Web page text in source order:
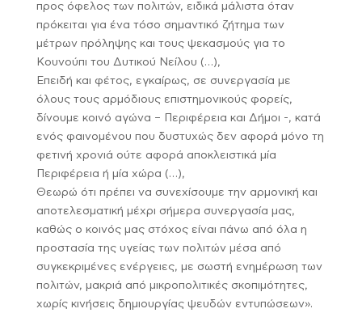
προς όφελος των πολιτών, ειδικά μάλιστα όταν
πρόκειται για ένα τόσο σημαντικό ζήτημα των
μέτρων πρόληψης και τους ψεκασμούς για το
Κουνούπι του Δυτικού Νείλου (…),
Επειδή και φέτος, εγκαίρως, σε συνεργασία με
όλους τους αρμόδιους επιστημονικούς φορείς,
δίνουμε κοινό αγώνα – Περιφέρεια και Δήμοι -, κατά
ενός φαινομένου που δυστυχώς δεν αφορά μόνο τη
φετινή χρονιά ούτε αφορά αποκλειστικά μία
Περιφέρεια ή μία χώρα (…),
Θεωρώ ότι πρέπει να συνεχίσουμε την αρμονική και
αποτελεσματική μέχρι σήμερα συνεργασία μας,
καθώς ο κοινός μας στόχος είναι πάνω από όλα η
προστασία της υγείας των πολιτών μέσα από
συγκεκριμένες ενέργειες, με σωστή ενημέρωση των
πολιτών, μακριά από μικροπολιτικές σκοπιμότητες,
χωρίς κινήσεις δημιουργίας ψευδών εντυπώσεων».